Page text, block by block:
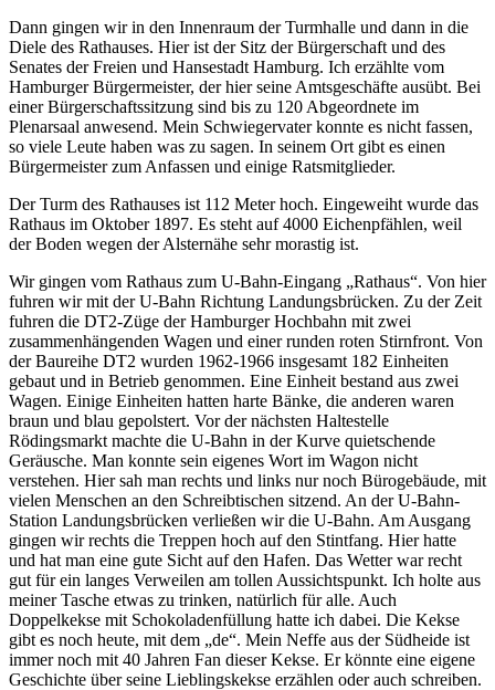
Dann gingen wir in den Innenraum der Turmhalle und dann in die
Diele des Rathauses. Hier ist der Sitz der Bürgerschaft und des
Senates der Freien und Hansestadt Hamburg. Ich erzählte vom
Hamburger Bürgermeister, der hier seine Amtsgeschäfte ausübt. Bei
einer Bürgerschaftssitzung sind bis zu 120 Abgeordnete im
Plenarsaal anwesend. Mein Schwiegervater konnte es nicht fassen,
so viele Leute haben was zu sagen. In seinem Ort gibt es einen
Bürgermeister zum Anfassen und einige Ratsmitglieder.
Der Turm des Rathauses ist 112 Meter hoch. Eingeweiht wurde das
Rathaus im Oktober 1897. Es steht auf 4000 Eichenpfählen, weil
der Boden wegen der Alsternähe sehr morastig ist.
Wir gingen vom Rathaus zum U-Bahn-Eingang
Rathaus . Von hier
fuhren wir mit der U-Bahn Richtung Landungsbrücken. Zu der Zeit
fuhren die DT2-Züge der Hamburger Hochbahn mit zwei
zusammenhängenden Wagen und einer runden roten Stirnfront. Von
der Baureihe DT2 wurden 1962-1966 insgesamt 182 Einheiten
gebaut und in Betrieb genommen. Eine Einheit bestand aus zwei
Wagen. Einige Einheiten hatten harte Bänke, die anderen waren
braun und blau gepolstert. Vor der nächsten Haltestelle
Rödingsmarkt machte die U-Bahn in der Kurve quietschende
Geräusche. Man konnte sein eigenes Wort im Wagon nicht
verstehen. Hier sah man rechts und links nur noch Bürogebäude, mit
vielen Menschen an den Schreibtischen sitzend. An der U-Bahn-
Station Landungsbrücken verließen wir die U-Bahn. Am Ausgang
gingen wir rechts die Treppen hoch auf den Stintfang. Hier hatte
und hat man eine gute Sicht auf den Hafen. Das Wetter war recht
gut für ein langes Verweilen am tollen Aussichtspunkt. Ich holte aus
meiner Tasche etwas zu trinken, natürlich für alle. Auch
Doppelkekse mit Schokoladenfüllung hatte ich dabei. Die Kekse
gibt es noch heute, mit dem
de . Mein Neffe aus der Südheide ist
immer noch mit 40 Jahren Fan dieser Kekse. Er könnte eine eigene
Geschichte über seine Lieblingskekse erzählen oder auch schreiben.